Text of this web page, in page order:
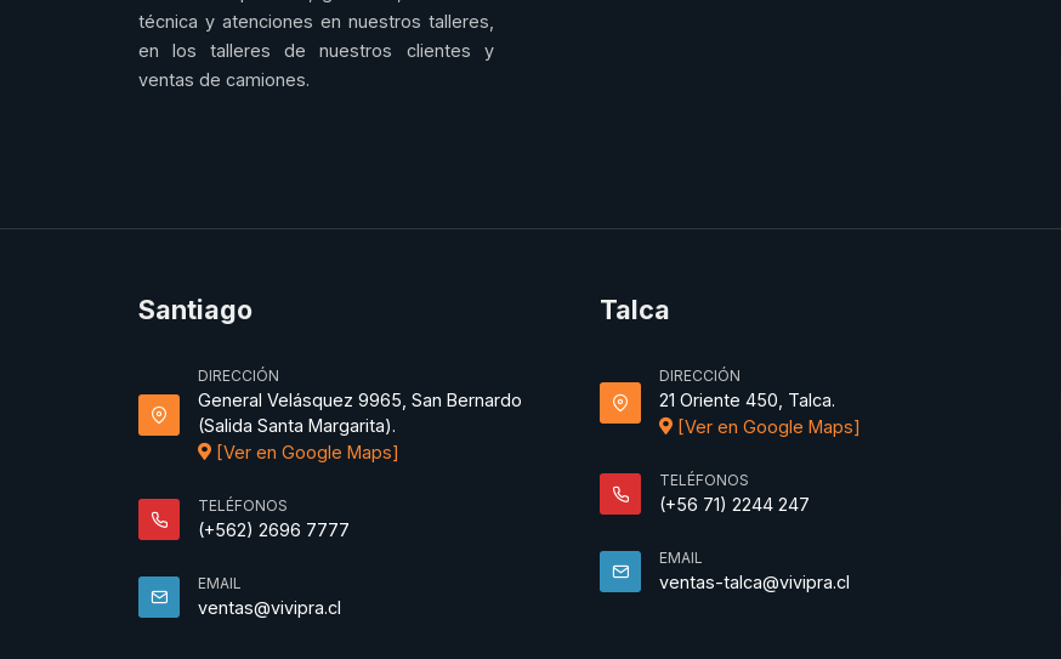
técnica y atenciones en nuestros talleres,
en los talleres de nuestros clientes y
ventas de camiones.
Santiago
DIRECCIÓN
General Velásquez 9965, San Bernardo
(Salida Santa Margarita).
[Ver en Google Maps]
TELÉFONOS
(+562) 2696 7777
EMAIL
ventas@vivipra.cl
Talca
DIRECCIÓN
21 Oriente 450, Talca.
[Ver en Google Maps]
TELÉFONOS
(+56 71) 2244 247
EMAIL
ventas-talca@vivipra.cl